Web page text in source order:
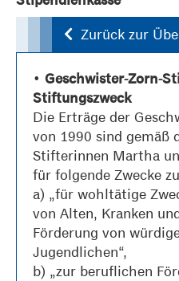
Zurück zur
• Geschwister-Zorn-
Stiftungszweck
Die Erträge der
von 1990 sind gemäß
Stifterinnen Martha
für folgende Zwecke
a) „für wohltätige
von Alten, Kranken
Förderung von
Jugendlichen“,
b) „zur beruflichen